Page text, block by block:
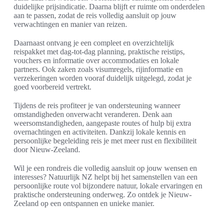
duidelijke prijsindicatie. Daarna blijft er ruimte om onderdelen
aan te passen, zodat de reis volledig aansluit op jouw
verwachtingen en manier van reizen.
Daarnaast ontvang je een compleet en overzichtelijk
reispakket met dag-tot-dag planning, praktische reistips,
vouchers en informatie over accommodaties en lokale
partners. Ook zaken zoals visumregels, rijinformatie en
verzekeringen worden vooraf duidelijk uitgelegd, zodat je
goed voorbereid vertrekt.
Tijdens de reis profiteer je van ondersteuning wanneer
omstandigheden onverwacht veranderen. Denk aan
weersomstandigheden, aangepaste routes of hulp bij extra
overnachtingen en activiteiten. Dankzij lokale kennis en
persoonlijke begeleiding reis je met meer rust en flexibiliteit
door Nieuw-Zeeland.
Wil je een rondreis die volledig aansluit op jouw wensen en
interesses? Natuurlijk NZ helpt bij het samenstellen van een
persoonlijke route vol bijzondere natuur, lokale ervaringen en
praktische ondersteuning onderweg. Zo ontdek je Nieuw-
Zeeland op een ontspannen en unieke manier.